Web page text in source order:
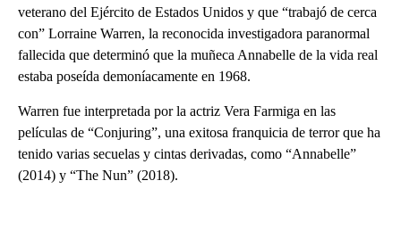
veterano del Ejército de Estados Unidos y que “trabajó de cerca
con” Lorraine Warren, la reconocida investigadora paranormal
fallecida que determinó que la muñeca Annabelle de la vida real
estaba poseída demoníacamente en 1968.
Warren fue interpretada por la actriz Vera Farmiga en las
películas de “Conjuring”, una exitosa franquicia de terror que ha
tenido varias secuelas y cintas derivadas, como “Annabelle”
(2014) y “The Nun” (2018).